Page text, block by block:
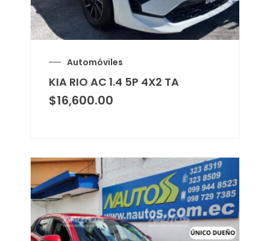
Automóviles
KIA RIO AC 1.4 5P 4X2 TA
$16,600.00